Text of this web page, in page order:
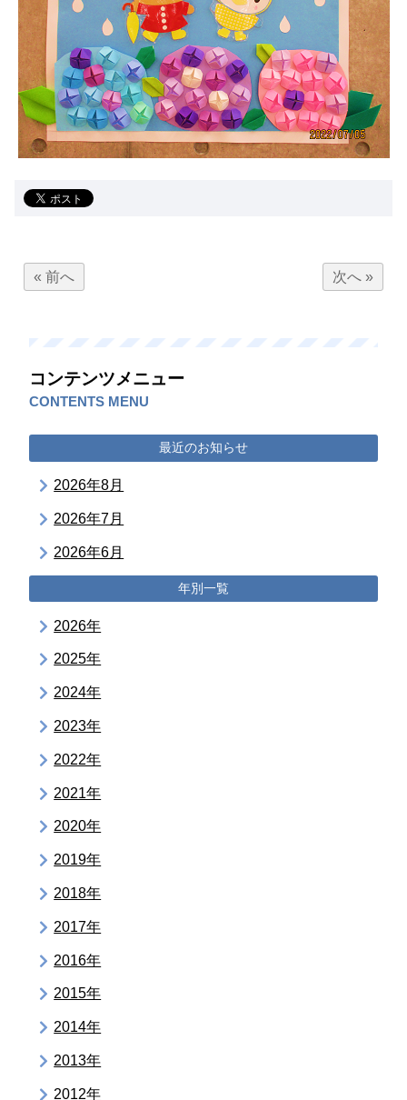
« 前へ 次へ »
コンテンツメニュー
CONTENTS MENU
最近のお知らせ
2026年8月
2026年7月
2026年6月
年別一覧
2026年
2025年
2024年
2023年
2022年
2021年
2020年
2019年
2018年
2017年
2016年
2015年
2014年
2013年
2012年